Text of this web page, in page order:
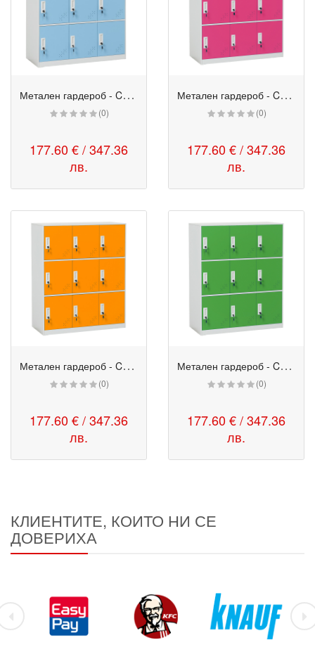
М
етален гардероб - CR 1298 K син-бял
(0)
177.60 € / 347.36
лв.
М
етален гардероб - CR 1298 K розов-бял
(0)
177.60 € / 347.36
лв.
М
етален гардероб - CR 1298 K оранжев-бял
(0)
177.60 € / 347.36
лв.
М
етален гардероб - CR 1298 K зелен-бял
(0)
177.60 € / 347.36
лв.
КЛИЕНТИТЕ, КОИТО НИ СЕ
ДОВЕРИХА